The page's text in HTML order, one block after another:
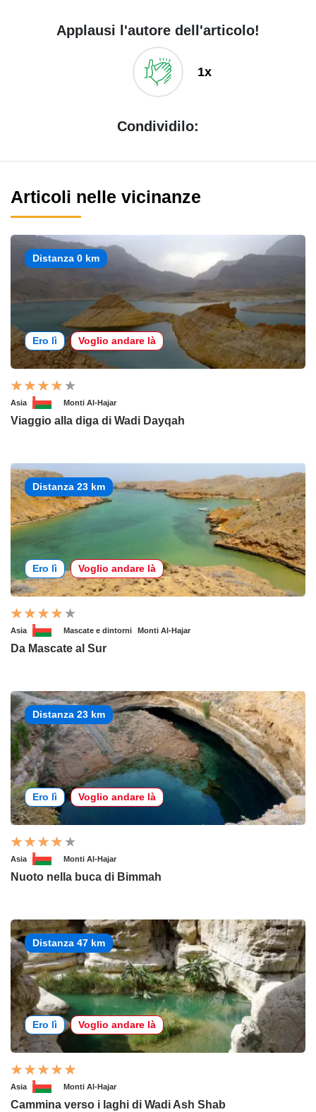
Applausi l'autore dell'articolo!
1x
Condividilo:
Articoli nelle vicinanze
Distanza 0 km
Ero lì Voglio andare là
Asia Monti Al-Hajar
Viaggio alla diga di Wadi Dayqah
Distanza 23 km
Ero lì Voglio andare là
Asia Mascate e dintorni Monti Al-Hajar
Da Mascate al Sur
Distanza 23 km
Ero lì Voglio andare là
Asia Monti Al-Hajar
Nuoto nella buca di Bimmah
Distanza 47 km
Ero lì Voglio andare là
Asia Monti Al-Hajar
Cammina verso i laghi di Wadi Ash Shab